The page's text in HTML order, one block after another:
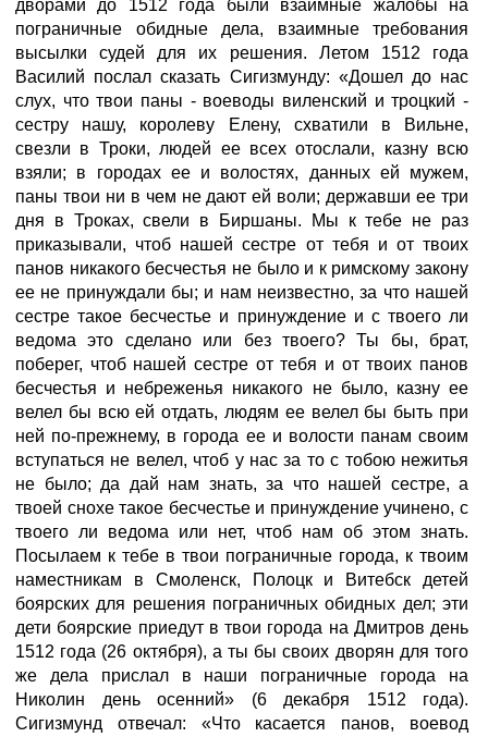
дворами до 1512 года были взаимные жалобы на
пограничные обидные дела, взаимные требования
высылки судей для их решения. Летом 1512 года
Василий послал сказать Сигизмунду: «Дошел до нас
слух, что твои паны - воеводы виленский и троцкий -
сестру нашу, королеву Елену, схватили в Вильне,
свезли в Троки, людей ее всех отослали, казну всю
взяли; в городах ее и волостях, данных ей мужем,
паны твои ни в чем не дают ей воли; державши ее три
дня в Троках, свели в Биршаны. Мы к тебе не раз
приказывали, чтоб нашей сестре от тебя и от твоих
панов никакого бесчестья не было и к римскому закону
ее не принуждали бы; и нам неизвестно, за что нашей
сестре такое бесчестье и принуждение и с твоего ли
ведома это сделано или без твоего? Ты бы, брат,
поберег, чтоб нашей сестре от тебя и от твоих панов
бесчестья и небреженья никакого не было, казну ее
велел бы всю ей отдать, людям ее велел бы быть при
ней по-прежнему, в города ее и волости панам своим
вступаться не велел, чтоб у нас за то с тобою нежитья
не было; да дай нам знать, за что нашей сестре, а
твоей снохе такое бесчестье и принуждение учинено, с
твоего ли ведома или нет, чтоб нам об этом знать.
Посылаем к тебе в твои пограничные города, к твоим
наместникам в Смоленск, Полоцк и Витебск детей
боярских для решения пограничных обидных дел; эти
дети боярские приедут в твои города на Дмитров день
1512 года (26 октября), а ты бы своих дворян для того
же дела прислал в наши пограничные города на
Николин день осенний» (6 декабря 1512 года).
Сигизмунд отвечал: «Что касается панов, воевод